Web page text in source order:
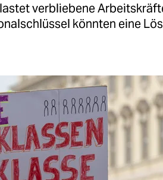
verbliebene
könnten eine